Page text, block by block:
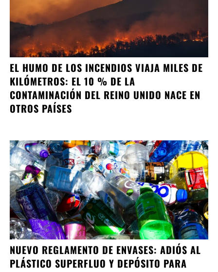
EL HUMO DE LOS INCENDIOS VIAJA MILES DE
KILÓMETROS: EL 10 % DE LA
CONTAMINACIÓN DEL REINO UNIDO NACE EN
OTROS PAÍSES
NUEVO REGLAMENTO DE ENVASES: ADIÓS AL
PLÁSTICO SUPERFLUO Y DEPÓSITO PARA